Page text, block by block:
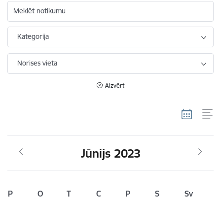
Meklēt notikumu
Kategorija
Norises vieta
Aizvērt
Jūnijs 2023
P O T C P S
Sv